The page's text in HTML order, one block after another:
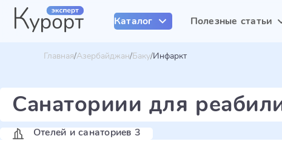
Каталог Полезные статьи
Главная Азербайджан Баку Инфаркт
Санаториии для
Отелей и санаториев 3